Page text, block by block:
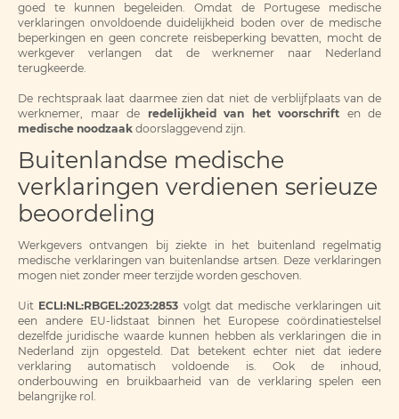
goed te kunnen begeleiden. Omdat de Portugese medische
verklaringen onvoldoende duidelijkheid boden over de medische
beperkingen en geen concrete reisbeperking bevatten, mocht de
werkgever verlangen dat de werknemer naar Nederland
terugkeerde.
De rechtspraak laat daarmee zien dat niet de verblijfplaats van de
werknemer, maar de redelijkheid van het voorschrift en de
medische noodzaak doorslaggevend zijn.
Buitenlandse medische
verklaringen verdienen serieuze
beoordeling
Werkgevers ontvangen bij ziekte in het buitenland regelmatig
medische verklaringen van buitenlandse artsen. Deze verklaringen
mogen niet zonder meer terzijde worden geschoven.
Uit ECLI:NL:RBGEL:2023:2853 volgt dat medische verklaringen uit
een andere EU-lidstaat binnen het Europese coördinatiestelsel
dezelfde juridische waarde kunnen hebben als verklaringen die in
Nederland zijn opgesteld. Dat betekent echter niet dat iedere
verklaring automatisch voldoende is. Ook de inhoud,
onderbouwing en bruikbaarheid van de verklaring spelen een
belangrijke rol.